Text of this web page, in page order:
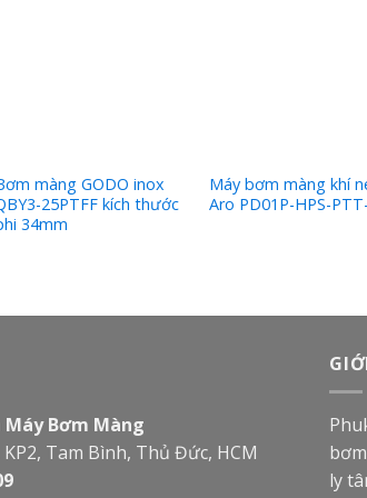
màng GODO inox
25PTFF kích thước
34mm
Máy bơm màng khí
Aro PD01P-HPS-
Máy Bơm Màng
Tam Bình, Thủ Đức, HCM
ly